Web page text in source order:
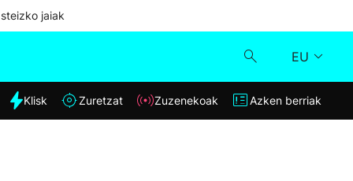
jaiak
EU
Klisk
Klisk Zuretzat Zuzenekoak Azken berriak